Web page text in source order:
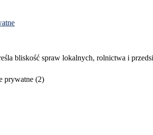
bliskość spraw lokalnych, rolnictwa i